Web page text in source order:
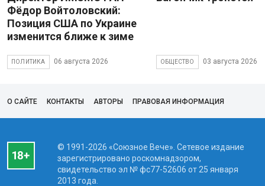
Фёдор Войтоловский:
Позиция США по Украине
изменится ближе к зиме
ПОЛИТИКА 06 августа 2026 ОБЩЕСТВО 03 августа 2026
О САЙТЕ КОНТАКТЫ АВТОРЫ ПРАВОВАЯ ИНФОРМАЦИЯ
© 1991-2026 «Союзное Вече». Сетевое издание
зарегистрировано роскомнадзором,
свидетельство эл № фc77-52606 от 25 января
2013 года.